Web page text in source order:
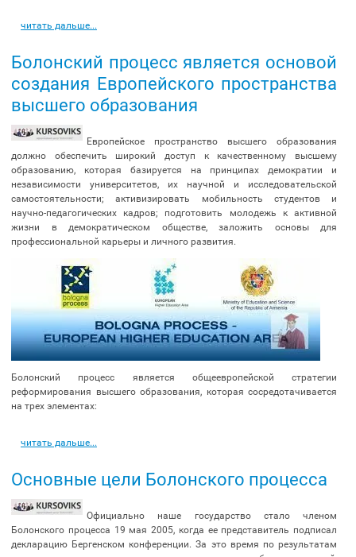
читать дальше...
Болонский процесс является основой
создания Европейского пространства
высшего образования
Европейское пространство высшего образования
должно обеспечить широкий доступ к качественному высшему
образованию, которая базируется на принципах демократии и
независимости университетов, их научной и исследовательской
самостоятельности; активизировать мобильность студентов и
научно-педагогических кадров; подготовить молодежь к активной
жизни в демократическом обществе, заложить основы для
профессиональной карьеры и личного развития.
Болонский процесс является общеевропейской стратегии
реформирования высшего образования, которая сосредотачивается
на трех элементах:
читать дальше...
Основные цели Болонского процесса
Официально наше государство стало членом
Болонского процесса 19 мая 2005, когда ее представитель подписал
декларацию Бергенском конференции. За это время по результатам